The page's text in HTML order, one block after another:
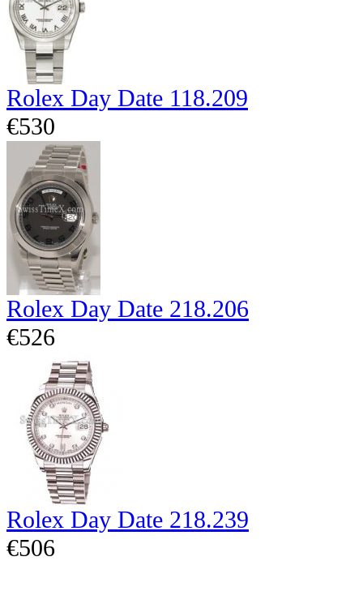
Rolex Day Date 118.209
€530
Rolex Day Date 218.206
€526
Rolex Day Date 218.239
€506